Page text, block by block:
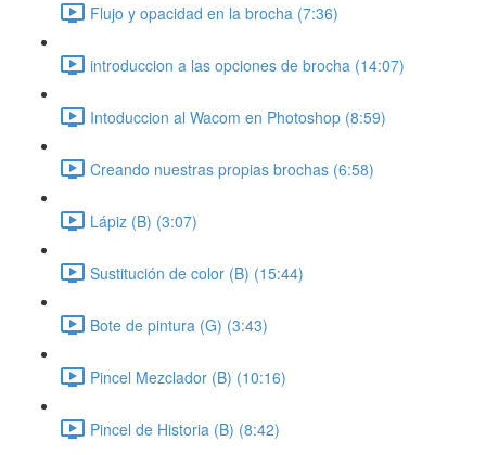
Flujo y opacidad en la brocha (7:36)
introduccion a las opciones de brocha (14:07)
Intoduccion al Wacom en Photoshop (8:59)
Creando nuestras propias brochas (6:58)
Lápiz (B) (3:07)
Sustitución de color (B) (15:44)
Bote de pintura (G) (3:43)
Pincel Mezclador (B) (10:16)
Pincel de Historia (B) (8:42)